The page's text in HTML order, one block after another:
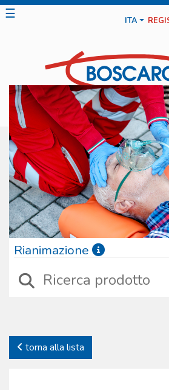
☰ ITA
torna alla lista
Rianimazione
specifica: sono stati selezionati dispositivi
prodotti garantiscono la piena
Boscarol si impegna nel supporto del